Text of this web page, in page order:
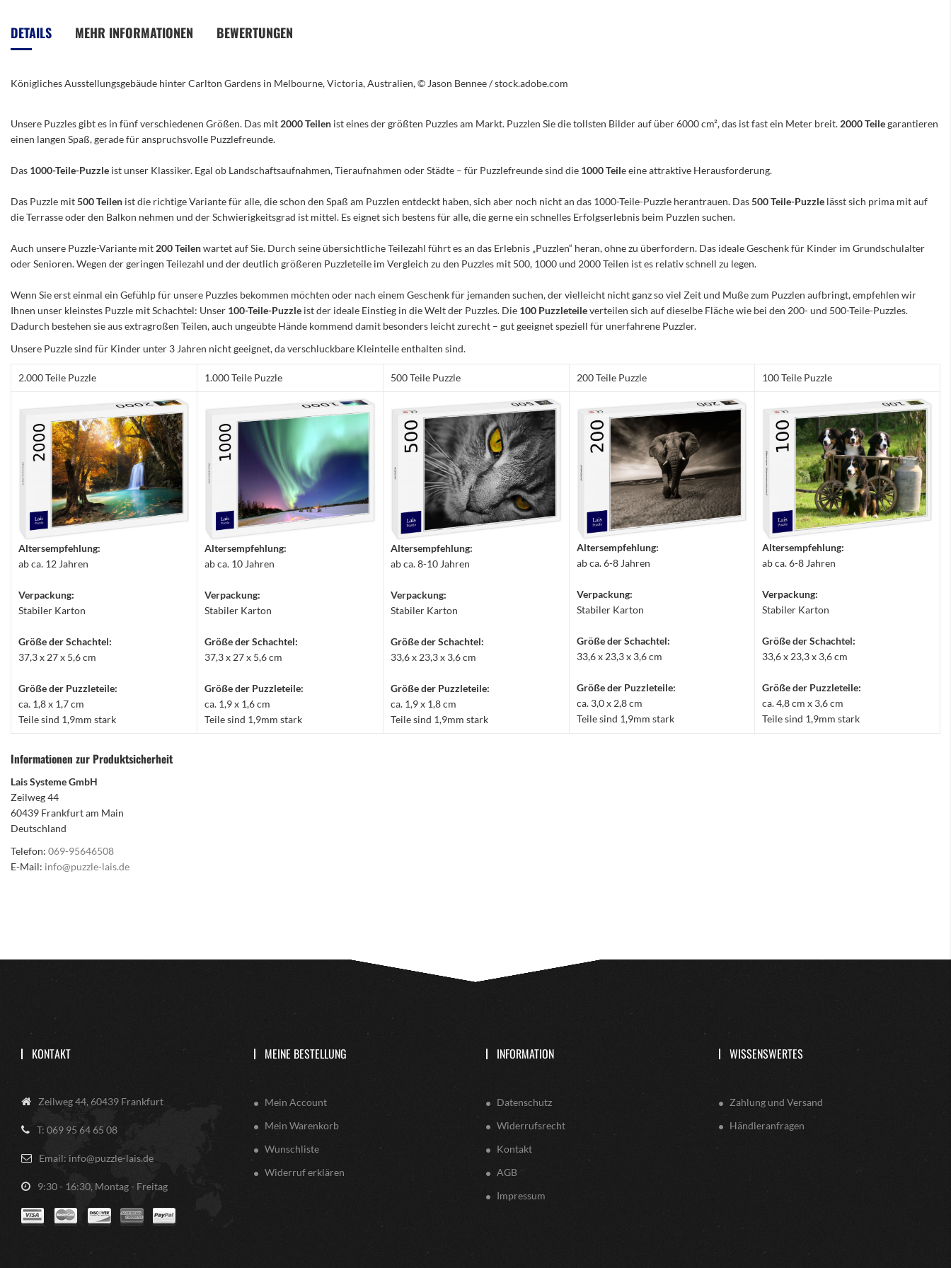
Bildergalerie
springen
DETAILS
Königliches Ausstellungsgebäude hinter Carlton Gardens in Melbourne, Victoria, Australien, © Jason Bennee / stock.adobe.com
MEHR INFORMATIONEN BEWERTUNGEN
Unsere Puzzles gibt es in fünf verschiedenen Größen. Das mit 2000 Teilen ist eines der größten Puzzles am Markt. Puzzlen Sie die tollsten Bilder auf über 6000 cm², das ist fast ein Meter breit. 2000 Teilegarantieren
einen langen Spaß, gerade für anspruchsvolle Puzzlefreunde.
Das 1000-Teile-Puzzle ist unser Klassiker. Egal ob Landschaftsaufnahmen, Tieraufnahmen oder Städte – für Puzzlefreunde sind die 1000 Teile eine attraktive Herausforderung.
Das Puzzle mit500 Teilen ist die richtige Variante für alle, die schon den Spaß am Puzzlen entdeckt haben, sich aber noch nicht an das 1000-Teile-Puzzle herantrauen. Das500 Teile-Puzzle lässt sich prima mit auf
die Terrasse oder den Balkon nehmen und der Schwierigkeitsgrad ist mittel. Es eignet sich bestens für alle, die gerne ein schnelles Erfolgserlebnis beim Puzzlen suchen.
Auch unsere Puzzle-Variante mit 200 Teilenwartet auf Sie. Durch seine übersichtliche Teilezahl führt es an das Erlebnis „Puzzlen“ heran, ohne zu überfordern. Das ideale Geschenk für Kinder im Grundschulalter
oder Senioren. Wegen der geringen Teilezahl und der deutlich größeren Puzzleteile im Vergleich zu den Puzzles mit 500, 1000 und 2000 Teilen ist es relativ schnell zu legen.
Wenn Sie erst einmal ein Gefühlp für unsere Puzzles bekommen möchten oder nach einem Geschenk für jemanden suchen, der vielleicht nicht ganz so viel Zeit und Muße zum Puzzlen aufbringt, empfehlen wir
Ihnen unser kleinstes Puzzle mit Schachtel: Unser 100-Teile-Puzzle ist der ideale Einstieg in die Welt der Puzzles. Die 100 Puzzleteileverteilen sich auf dieselbe Fläche wie bei den 200- und 500-Teile-Puzzles.
Dadurch bestehen sie aus extragroßen Teilen, auch ungeübte Hände kommend damit besonders leicht zurecht – gut geeignet speziell für unerfahrene Puzzler.
Unsere Puzzle sind für Kinder unter 3 Jahren nicht geeignet, da verschluckbare Kleinteile enthalten sind.
2.000 Teile Puzzle 1.000 Teile Puzzle 500 Teile Puzzle 200 Teile Puzzle 100 Teile Puzzle
Altersempfehlung:
ab ca. 12 Jahren
Verpackung:
Stabiler Karton
Größe der Schachtel:
37,3 x 27 x 5,6 cm
Größe der Puzzleteile:
ca. 1,8 x 1,7 cm
Teile sind 1,9mm stark
Altersempfehlung:
ab ca. 10 Jahren
Verpackung:
Stabiler Karton
Größe der Schachtel:
37,3 x 27 x 5,6 cm
Größe der Puzzleteile:
ca. 1,9 x 1,6 cm
Teile sind 1,9mm stark
Altersempfehlung:
ab ca. 8-10 Jahren
Verpackung:
Stabiler Karton
Größe der Schachtel:
33,6 x 23,3 x 3,6 cm
Größe der Puzzleteile:
ca. 1,9 x 1,8 cm
Teile sind 1,9mm stark
Altersempfehlung:
ab ca. 6-8 Jahren
Verpackung:
Stabiler Karton
Größe der Schachtel:
33,6 x 23,3 x 3,6 cm
Größe der Puzzleteile:
ca. 3,0 x 2,8 cm
Teile sind 1,9mm stark
Altersempfehlung:
ab ca. 6-8 Jahren
Verpackung:
Stabiler Karton
Größe der Schachtel:
33,6 x 23,3 x 3,6 cm
Größe der Puzzleteile:
ca. 4,8 cm x 3,6 cm
Teile sind 1,9mm stark
Informationen zur Produktsicherheit
Lais Systeme GmbH
Zeilweg 44
60439 Frankfurt am Main
Deutschland
Telefon: 069-95646508
E-Mail: info@puzzle-lais.de
KONTAKT
Zeilweg 44, 60439 Frankfurt
T: 069 95 64 65 08
Email: info@puzzle-lais.de
9:30 - 16:30, Montag - Freitag
MEINE BESTELLUNG
Mein Account
Mein Warenkorb
Wunschliste
Widerruf erklären
INFORMATION
Datenschutz
Widerrufsrecht
Kontakt
AGB
Impressum
WISSENSWERTES
Zahlung und Versand
Händleranfragen